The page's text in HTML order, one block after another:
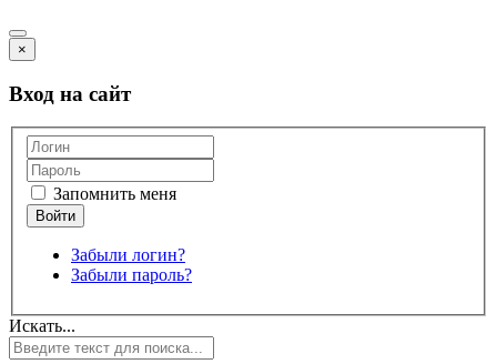
×
Вход на сайт
Запомнить меня
Забыли логин?
Забыли пароль?
Искать...